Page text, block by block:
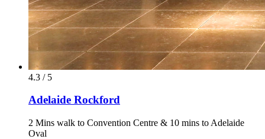
4.3 / 5
Adelaide Rockford
2 Mins walk to Convention Centre & 10 mins to Adelaide
Oval